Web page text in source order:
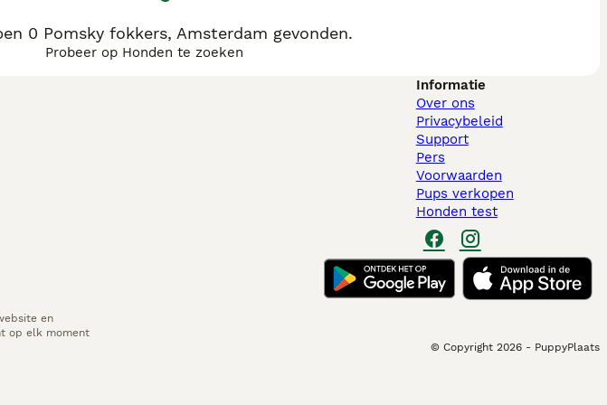
0 Pomsky fokkers, Amsterdam gevonden.
Probeer op Honden te zoeken
Informatie
Over ons
Privacybeleid
Support
Pers
Voorwaarden
Pups verkopen
Honden test
en
op elk moment
© Copyright 2026 - PuppyPlaats